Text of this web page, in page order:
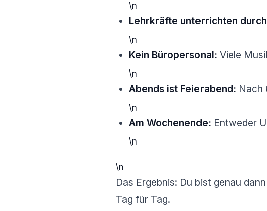
\n
Lehrkräfte unterrichten
\n
Kein Büropersonal: Viele
\n
Abends ist Feierabend: Nach
\n
Am Wochenende: Entweder
\n
\n
Das Ergebnis: Du bist genau
Tag für Tag.